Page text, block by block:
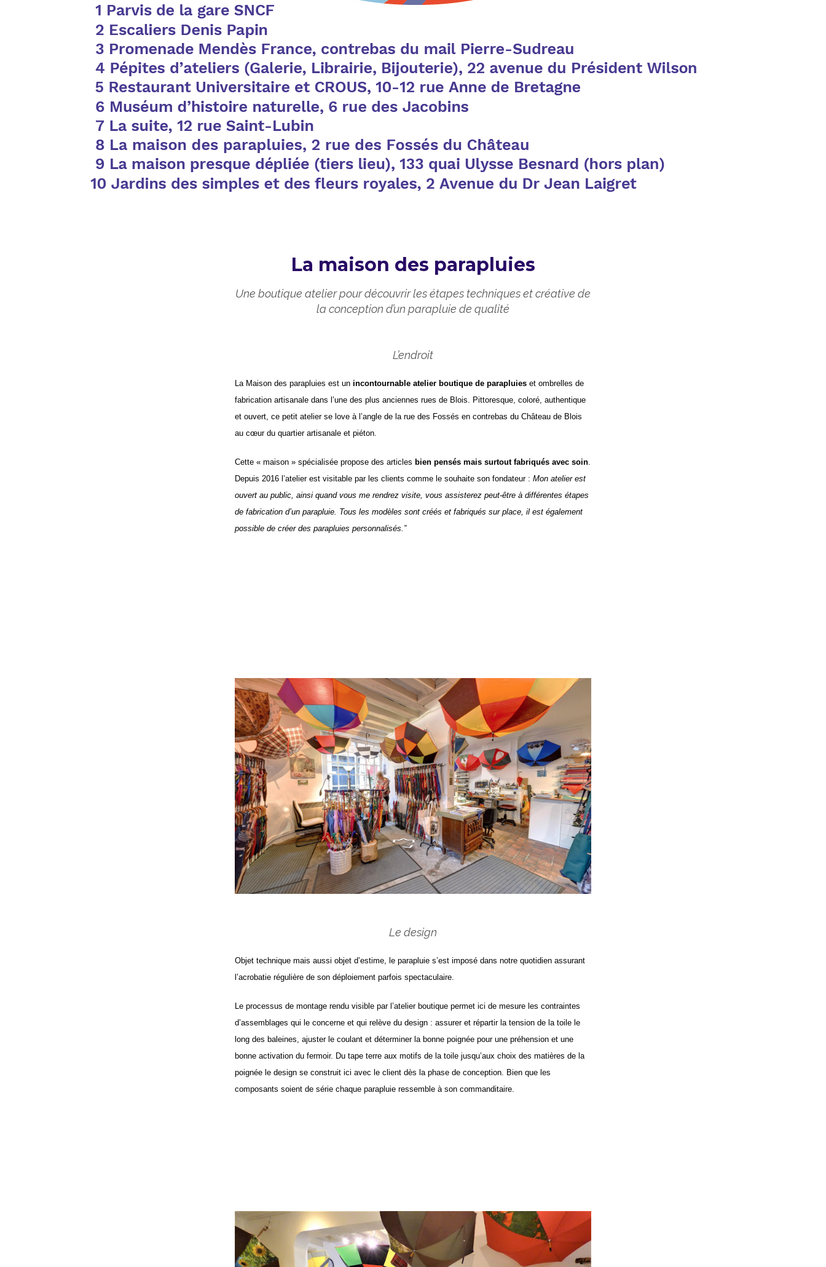
La maison des parapluies
Une boutique atelier pour découvrir les étapes techniques et créative de
la conception d’un parapluie de qualité
L’endroit
La Maison des parapluies est un incontournable atelier boutique de parapluies et ombrelles de
fabrication artisanale dans l’une des plus anciennes rues de Blois. Pittoresque, coloré, authentique
et ouvert, ce petit atelier se love à l’angle de la rue des Fossés en contrebas du Château de Blois
au cœur du quartier artisanale et piéton.
Cette « maison » spécialisée propose des articles bien pensés mais surtout fabriqués avec soin
Depuis 2016 l’atelier est visitable par les clients comme le souhaite son fondateur : Mon atelier est
ouvert au public, ainsi quand vous me rendrez visite, vous assisterez peut-être à différentes étapes
de fabrication d’un parapluie. Tous les modèles sont créés et fabriqués sur place, il est également
possible de créer des parapluies personnalisés.”
Le design
Objet technique mais aussi objet d’estime, le parapluie s’est imposé dans notre quotidien assurant
l’acrobatie régulière de son déploiement parfois spectaculaire.
Le processus de montage rendu visible par l’atelier boutique permet ici de mesure les contraintes
d’assemblages qui le concerne et qui relève du design : assurer et répartir la tension de la toile le
long des baleines, ajuster le coulant et déterminer la bonne poignée pour une préhension et une
bonne activation du fermoir. Du tape terre aux motifs de la toile jusqu’aux choix des matières de la
poignée le design se construit ici avec le client dès la phase de conception. Bien que les
composants soient de série chaque parapluie ressemble à son commanditaire.